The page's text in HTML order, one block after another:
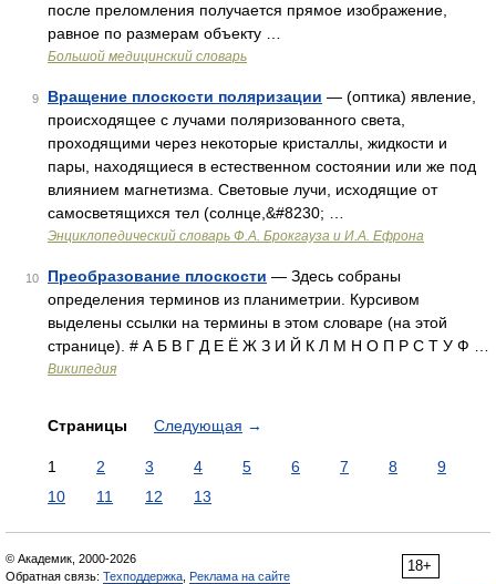
после преломления получается прямое изображение,
равное по размерам объекту …
Большой медицинский словарь
9 Вращение плоскости поляризации — (оптика) явление,
происходящее с лучами поляризованного света,
проходящими через некоторые кристаллы, жидкости и
пары, находящиеся в естественном состоянии или же под
влиянием магнетизма. Световые лучи, исходящие от
самосветящихся тел (солнце,&#8230; …
Энциклопедический словарь Ф.А. Брокгауза и И.А. Ефрона
10 Преобразование плоскости — Здесь собраны
определения терминов из планиметрии. Курсивом
выделены ссылки на термины в этом словаре (на этой
странице). # А Б В Г Д Е Ё Ж З И Й К Л М Н О П Р С Т У Ф …
Википедия
Страницы Следующая →
1 2 3 4 5 6 7 8
9
10
11 12 13
18+
© Академик, 2000-2026
Обратная связь: Техподдержка Реклама на сайте